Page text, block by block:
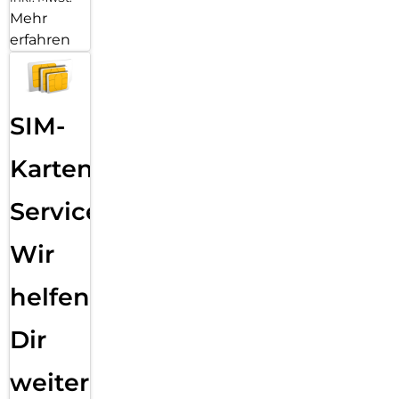
Mehr
erfahren
SIM-
Karten
Service:
Wir
helfen
Dir
weiter